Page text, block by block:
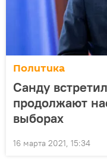
Политика
Санду
продолжают
выборах
16 марта 2021, 15:34